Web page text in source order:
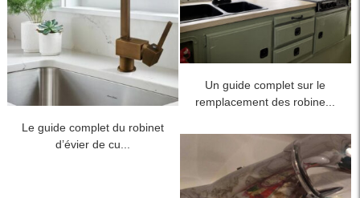
Le guide complet du robinet
d’évier de cu...
Un guide complet sur le
remplacement des robine...